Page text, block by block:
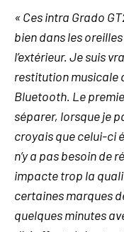
« Ces intra Grado
bien dans les
l’extérieur. Je suis
restitution musicale
Bluetooth. Le
séparer, lorsque je
croyais que celui-ci
n’y a pas besoin de
impacte trop la
certaines marques
quelques minutes